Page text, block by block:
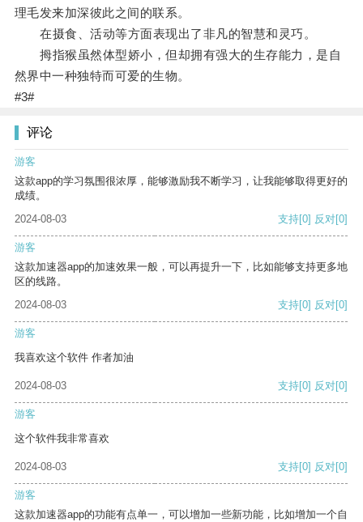
理毛发来加深彼此之间的联系。
在摄食、活动等方面表现出了非凡的智慧和灵巧。
拇指猴虽然体型娇小，但却拥有强大的生存能力，是自
然界中一种独特而可爱的生物。
#3#
评论
游客
这款app的学习氛围很浓厚，能够激励我不断学习，让我能够取得更好的
成绩。
2024-08-03
支持[0] 反对[0]
游客
这款加速器app的加速效果一般，可以再提升一下，比如能够支持更多地
区的线路。
2024-08-03
支持[0] 反对[0]
游客
我喜欢这个软件 作者加油
2024-08-03 支持[0] 反对[0]
游客
这个软件我非常喜欢
2024-08-03 支持[0] 反对[0]
游客
这款加速器app的功能有点单一，可以增加一些新功能，比如增加一个自